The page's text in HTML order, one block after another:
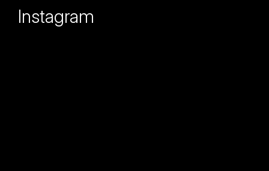
Instagram